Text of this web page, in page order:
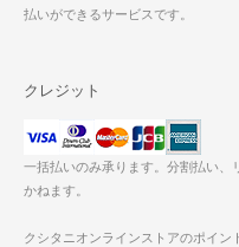
払いができるサービスです。
クレジット
一括払いのみ承ります。分割払い、
かねます。
クシタニオンラインストアのポイン